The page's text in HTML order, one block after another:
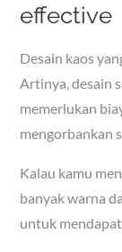
effective
Desain kaos
Artinya, desain
memerlukan
mengorbankan
Kalau kamu
banyak warna
untuk